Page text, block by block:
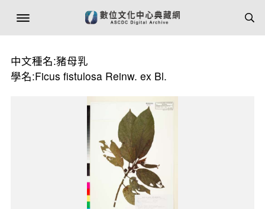
中文種名:豬母乳
學名:Ficus fistulosa Reinw. ex Bl.